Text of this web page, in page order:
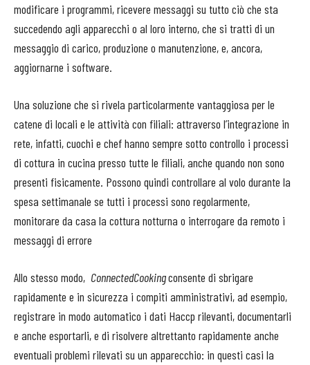
modificare i programmi, ricevere messaggi su tutto ciò che sta
succedendo agli apparecchi o al loro interno, che si tratti di un
messaggio di carico, produzione o manutenzione, e, ancora,
aggiornarne i software.
Una soluzione che si rivela particolarmente vantaggiosa per le
catene di locali e le attività con filiali: attraverso l’integrazione in
rete, infatti, cuochi e chef hanno sempre sotto controllo i processi
di cottura in cucina presso tutte le filiali, anche quando non sono
presenti fisicamente. Possono quindi controllare al volo durante la
spesa settimanale se tutti i processi sono regolarmente,
monitorare da casa la cottura notturna o interrogare da remoto i
messaggi di errore
Allo stesso modo, ConnectedCookingconsente di sbrigare
rapidamente e in sicurezza i compiti amministrativi, ad esempio,
registrare in modo automatico i dati Haccp rilevanti, documentarli
e anche esportarli, e di risolvere altrettanto rapidamente anche
eventuali problemi rilevati su un apparecchio: in questi casi la